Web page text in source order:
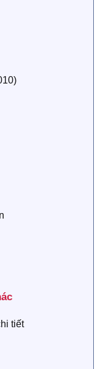
tiết